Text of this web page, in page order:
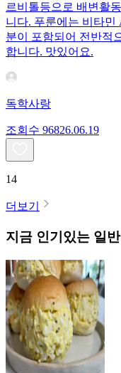
르비톨등으로 배변활
니다. 푸룬에는 비타민
분이 포함되어 전반적
합니다. 맛있어요.
독학사랑
조회수 96826.06.19
14
더보기
지금 인기있는 일